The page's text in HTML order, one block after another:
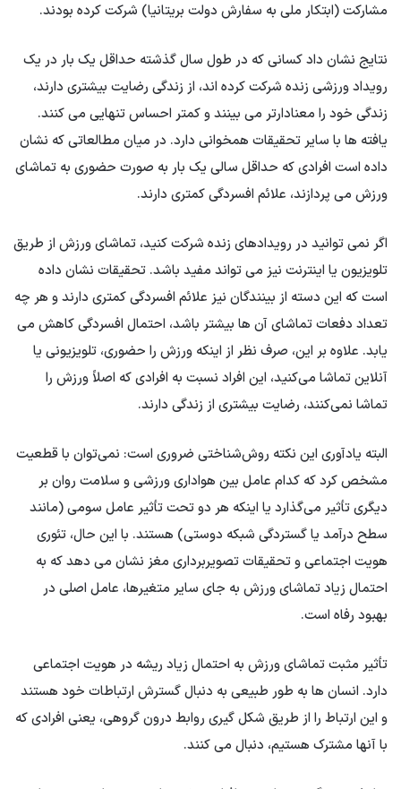
مشارکت (ابتکار ملی به سفارش دولت بریتانیا) شرکت کرده بودند.
نتایج نشان داد کسانی که در طول سال گذشته حداقل یک بار در یک
رویداد ورزشی زنده شرکت کرده اند، از زندگی رضایت بیشتری دارند،
زندگی خود را معنادارتر می بینند و کمتر احساس تنهایی می کنند.
یافته ها با سایر تحقیقات همخوانی دارد. در میان مطالعاتی که نشان
داده است افرادی که حداقل سالی یک بار به صورت حضوری به تماشای
ورزش می پردازند، علائم افسردگی کمتری دارند.
اگر نمی توانید در رویدادهای زنده شرکت کنید، تماشای ورزش از طریق
تلویزیون یا اینترنت نیز می تواند مفید باشد. تحقیقات نشان داده
است که این دسته از بینندگان نیز علائم افسردگی کمتری دارند و هر چه
تعداد دفعات تماشای آن ها بیشتر باشد، احتمال افسردگی کاهش می
یابد. علاوه بر این، صرف نظر از اینکه ورزش را حضوری، تلویزیونی یا
آنلاین تماشا می‌کنید، این افراد نسبت به افرادی که اصلاً ورزش را
تماشا نمی‌کنند، رضایت بیشتری از زندگی دارند.
البته یادآوری این نکته روش‌شناختی ضروری است: نمی‌توان با قطعیت
مشخص کرد که کدام عامل بین هواداری ورزشی و سلامت روان بر
دیگری تأثیر می‌گذارد یا اینکه هر دو تحت تأثیر عامل سومی (مانند
سطح درآمد یا گستردگی شبکه دوستی) هستند. با این حال، تئوری
هویت اجتماعی و تحقیقات تصویربرداری مغز نشان می دهد که به
احتمال زیاد تماشای ورزش به جای سایر متغیرها، عامل اصلی در
بهبود رفاه است.
تأثیر مثبت تماشای ورزش به احتمال زیاد ریشه در هویت اجتماعی
دارد. انسان ها به طور طبیعی به دنبال گسترش ارتباطات خود هستند
و این ارتباط را از طریق شکل گیری روابط درون گروهی، یعنی افرادی که
با آنها مشترک هستیم، دنبال می کنند.